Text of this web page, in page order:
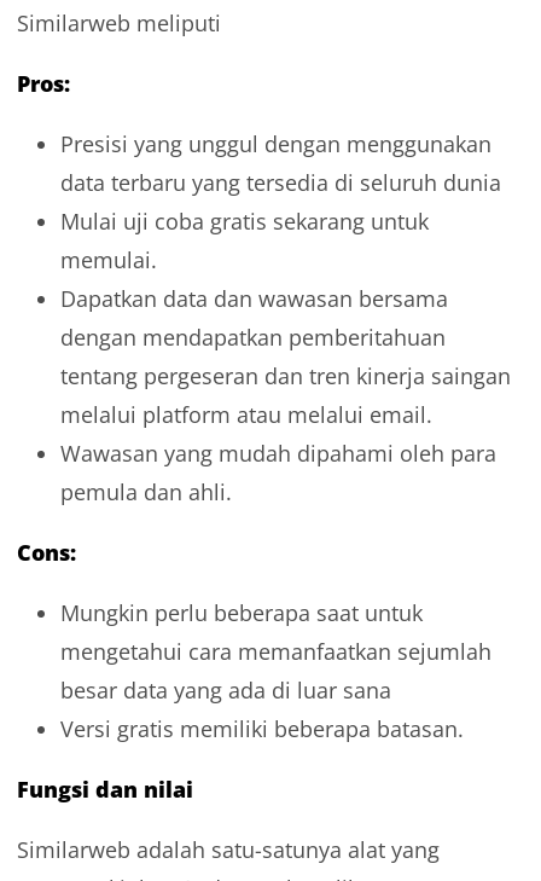
Similarweb meliputi
Pros:
Presisi yang unggul dengan menggunakan
data terbaru yang tersedia di seluruh dunia
Mulai uji coba gratis sekarang untuk
memulai.
Dapatkan data dan wawasan bersama
dengan mendapatkan pemberitahuan
tentang pergeseran dan tren kinerja saingan
melalui platform atau melalui email.
Wawasan yang mudah dipahami oleh para
pemula dan ahli.
Cons:
Mungkin perlu beberapa saat untuk
mengetahui cara memanfaatkan sejumlah
besar data yang ada di luar sana
Versi gratis memiliki beberapa batasan.
Fungsi dan nilai
Similarweb adalah satu-satunya alat yang